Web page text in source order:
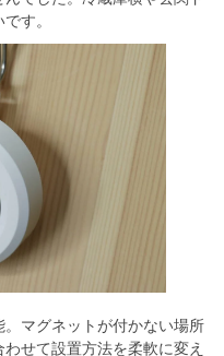
す。
マグネットが付かない場所
せて設置方法を柔軟に変え